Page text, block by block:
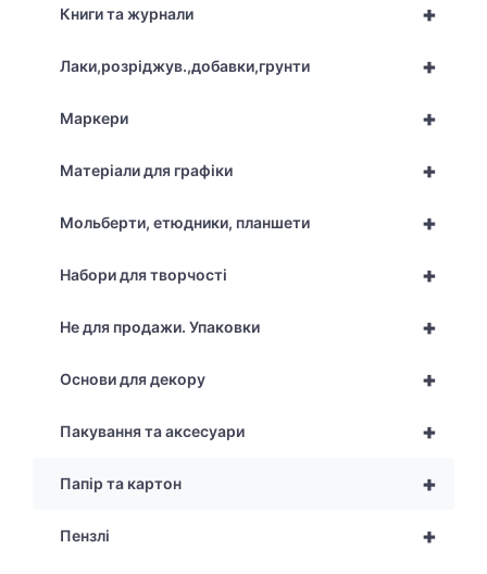
+
Книги та журнали
+
Лаки,розріджув.,добавки,грунти
+
Маркери
+
Матеріали для графіки
+
Мольберти, етюдники, планшети
+
Набори для творчості
+
Не для продажи. Упаковки
+
Основи для декору
+
Пакування та аксесуари
+
Папір та картон
+
Пензлі